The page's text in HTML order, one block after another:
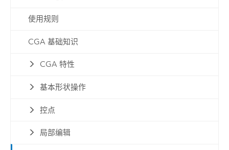
使用规则
CGA 基础知识
CGA 特性
基本形状操作
控点
局部编辑